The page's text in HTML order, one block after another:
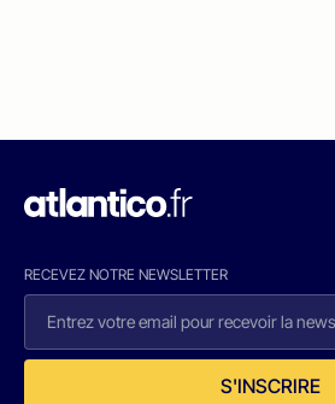
RECEVEZ NOTRE NEWSLETTER
S'INSCRIRE